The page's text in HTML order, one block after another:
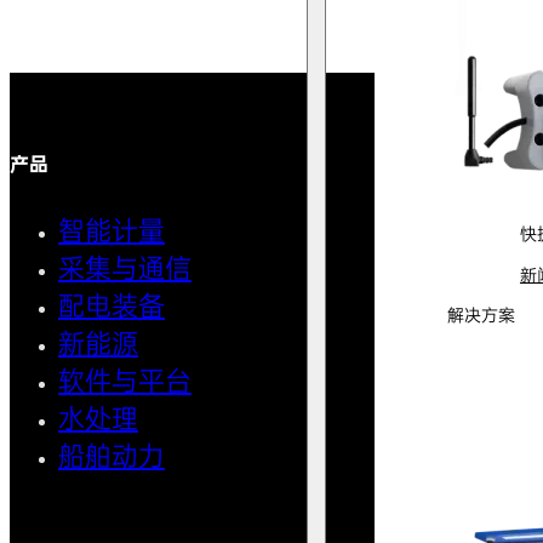
快
新
解决方案
产品
智能计量
采集与通信
配电装备
新能源
软件与平台
水处理
船舶动力
解决方案
智能
馈线
中压微